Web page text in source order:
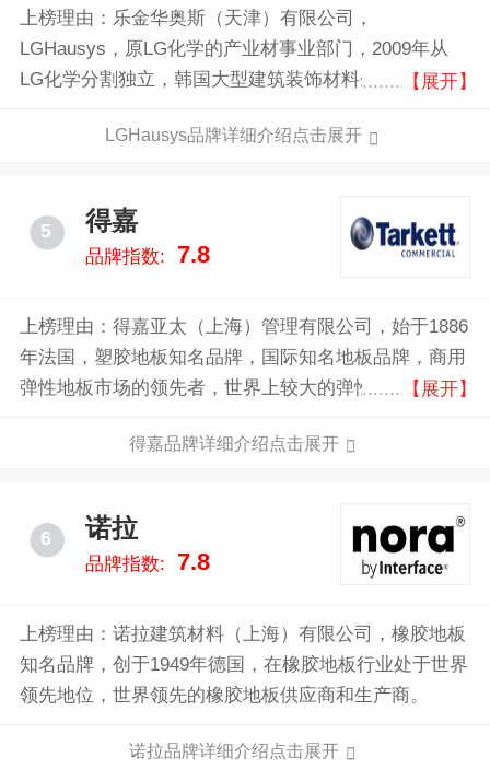
上榜理由：乐金华奥斯（天津）有限公司，
LGHausys，原LG化学的产业材事业部门，2009年从
LG化学分割独立，韩国大型建筑装饰材料企业，全球
【展开】
LGHausys品牌详细介绍点击展开
5 得嘉
品牌指数: 7.8
上榜理由：得嘉亚太（上海）管理有限公司，始于1886
年法国，塑胶地板知名品牌，国际知名地板品牌，商用
弹性地板市场的领先者，世界上较大的弹性地材供应商
【展开】
得嘉品牌详细介绍点击展开
6 诺拉
品牌指数: 7.8
上榜理由：诺拉建筑材料（上海）有限公司，橡胶地板
知名品牌，创于1949年德国，在橡胶地板行业处于世界
领先地位，世界领先的橡胶地板供应商和生产商。
诺拉品牌详细介绍点击展开